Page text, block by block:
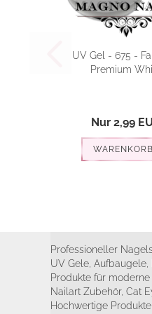
UV Gel - 675 -
Premium
Nur 2,99
WARENKORB
Professioneller
UV Gele,
Produkte für
Nailart Zubehör, Cat
Hochwertige